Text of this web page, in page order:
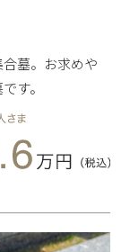
墓。お求めや
す。